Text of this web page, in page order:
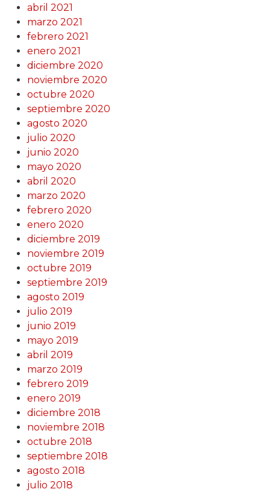
abril 2021
marzo 2021
febrero 2021
enero 2021
diciembre 2020
noviembre 2020
octubre 2020
septiembre 2020
agosto 2020
julio 2020
junio 2020
mayo 2020
abril 2020
marzo 2020
febrero 2020
enero 2020
diciembre 2019
noviembre 2019
octubre 2019
septiembre 2019
agosto 2019
julio 2019
junio 2019
mayo 2019
abril 2019
marzo 2019
febrero 2019
enero 2019
diciembre 2018
noviembre 2018
octubre 2018
septiembre 2018
agosto 2018
julio 2018